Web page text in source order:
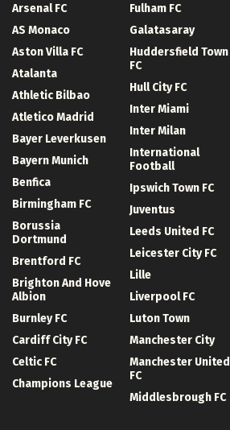
Arsenal FC
AS Monaco
Aston Villa FC
Atalanta
Athletic Bilbao
Atletico Madrid
Bayer Leverkusen
Bayern Munich
Benfica
Birmingham FC
Borussia
Dortmund
Brentford FC
Brighton And Hove
Albion
Burnley FC
Cardiff City FC
Celtic FC
Champions League
Fulham FC
Galatasaray
Huddersfield Town
FC
Hull City FC
Inter Miami
Inter Milan
International
Football
Ipswich Town FC
Juventus
Leeds United FC
Leicester City FC
Lille
Liverpool FC
Luton Town
Manchester City
Manchester United
FC
Middlesbrough FC